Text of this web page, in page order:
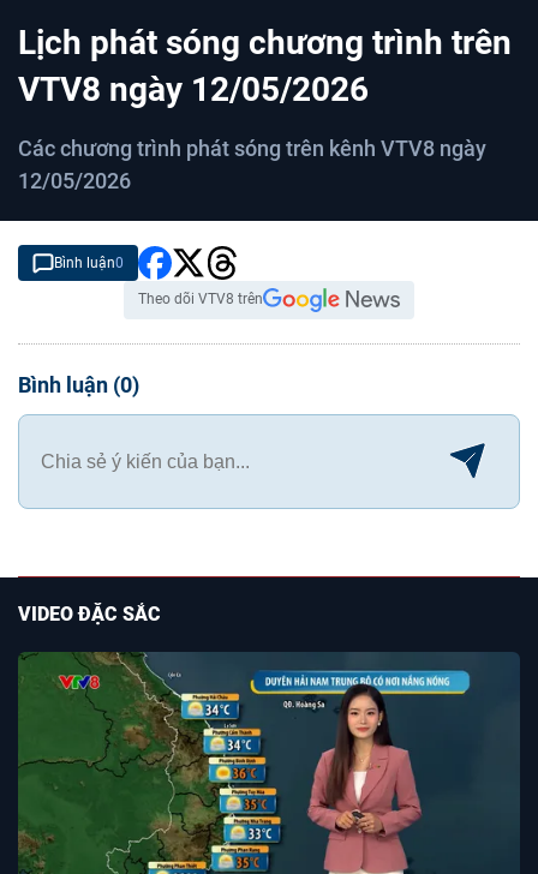
u
e
n
u
t
i
n
Lịch phát sóng chương trình trên
VTV8 ngày 12/05/2026
Các chương trình phát sóng trên kênh VTV8 ngày
12/05/2026
Bình luận0
Theo dõi VTV8 trên
Bình luận (0)
VIDEO ĐẶC SẮC